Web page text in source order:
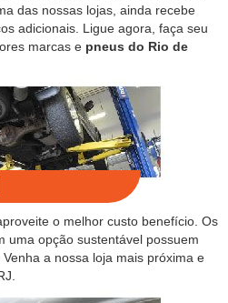
das nossas lojas, ainda recebe
adicionais. Ligue agora, faça seu
marcas e pneus do Rio de
o melhor custo benefício. Os
uma opção sustentável possuem
a nossa loja mais próxima e